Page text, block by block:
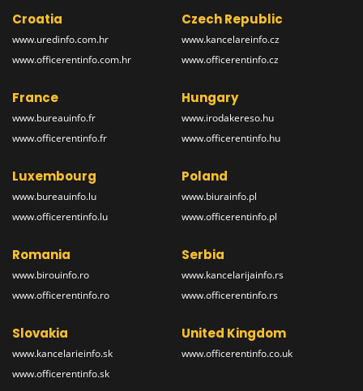
Croatia
www.uredinfo.com.hr
www.officerentinfo.com.hr
Czech Republic
www.kancelareinfo.cz
www.officerentinfo.cz
France
www.bureauinfo.fr
www.officerentinfo.fr
Hungary
www.irodakereso.hu
www.officerentinfo.hu
Luxembourg
www.bureauinfo.lu
www.officerentinfo.lu
Poland
www.biurainfo.pl
www.officerentinfo.pl
Romania
www.birouinfo.ro
www.officerentinfo.ro
Serbia
www.kancelarijainfo.rs
www.officerentinfo.rs
Slovakia
www.kancelarieinfo.sk
www.officerentinfo.sk
United Kingdom
www.officerentinfo.co.uk